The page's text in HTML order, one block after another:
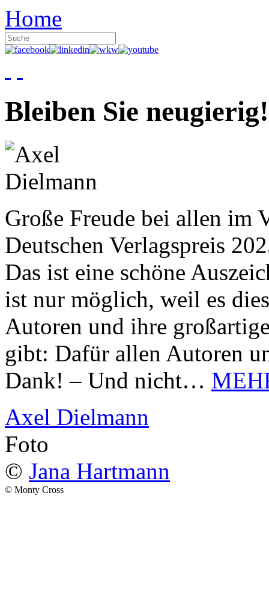
Home
Bleiben Sie neugierig!
Große Freude bei allen im
Deutschen Verlagspreis
Das ist eine schöne
ist nur möglich, weil es
Autoren und ihre
gibt: Dafür allen Autoren
Dank! – Und nicht…
Axel Dielmann
Foto
© Jana Hartmann
© Monty Cross